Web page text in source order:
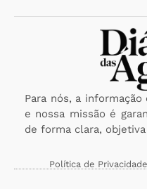
Para nós, a
e nossa missão é
de forma clara,
Política de Privacidade